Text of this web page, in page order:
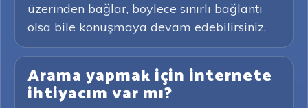
üzerinden bağlar, böylece sınırlı bağlantı
olsa bile konuşmaya devam edebilirsiniz.
Arama yapmak için internete
ihtiyacım var mı?